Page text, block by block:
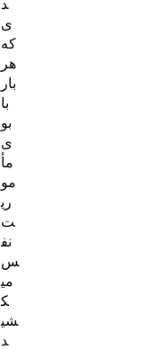
ی
که
هر
بار
با
بو
ی
مأ
مو
ری
ت
نف
س
می
ک
شی
د